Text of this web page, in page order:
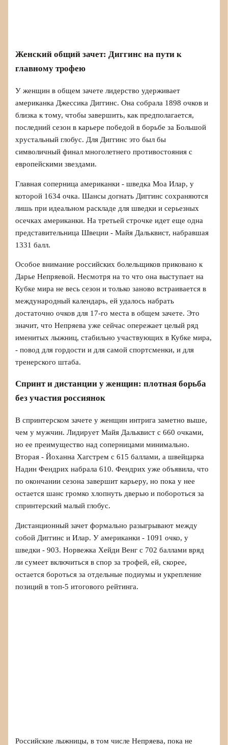
Женский общий зачет: Диггинс на пути к
главному трофею
У женщин в общем зачете лидерство удерживает
американка Джессика Диггинс. Она собрала 1898 очков и
близка к тому, чтобы завершить, как предполагается,
последний сезон в карьере победой в борьбе за Большой
хрустальный глобус. Для Диггинс это был бы
символичный финал многолетнего противостояния с
европейскими звездами.
Главная соперница американки - шведка Моа Илар, у
которой 1634 очка. Шансы догнать Диггинс сохраняются
лишь при идеальном раскладе для шведки и серьезных
осечках американки. На третьей строчке идет еще одна
представительница Швеции - Майя Дальквист, набравшая
1331 балл.
Особое внимание российских болельщиков приковано к
Дарье Непряевой. Несмотря на то что она выступает на
Кубке мира не весь сезон и только заново встраивается в
международный календарь, ей удалось набрать
достаточно очков для 17-го места в общем зачете. Это
значит, что Непряева уже сейчас опережает целый ряд
именитых лыжниц, стабильно участвующих в Кубке мира,
- повод для гордости и для самой спортсменки, и для
тренерского штаба.
Спринт и дистанции у женщин: плотная борьба
без участия россиянок
В спринтерском зачете у женщин интрига заметно выше,
чем у мужчин. Лидирует Майя Дальквист с 660 очками,
но ее преимущество над соперницами минимально.
Вторая - Йоханна Хагстрем с 615 баллами, а швейцарка
Надин Фендрих набрала 610. Фендрих уже объявила, что
по окончании сезона завершит карьеру, но пока у нее
остается шанс громко хлопнуть дверью и побороться за
спринтерский малый глобус.
Дистанционный зачет формально разыгрывают между
собой Диггинс и Илар. У американки - 1091 очко, у
шведки - 903. Норвежка Хейди Венг с 702 баллами вряд
ли сумеет включиться в спор за трофей, ей, скорее,
остается бороться за отдельные подиумы и укрепление
позиций в топ-5 итогового рейтинга.
Российские лыжницы, в том числе Непряева, пока не